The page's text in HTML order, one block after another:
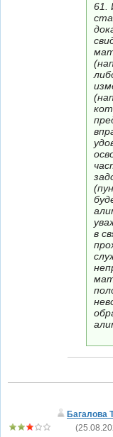
61.
в
Багалова
(